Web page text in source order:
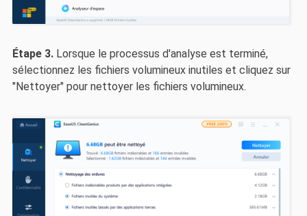
Étape 3.Lorsque le processus d'analyse est terminé,
sélectionnez les fichiers volumineux inutiles et cliquez sur
"Nettoyer" pour nettoyer les fichiers volumineux.